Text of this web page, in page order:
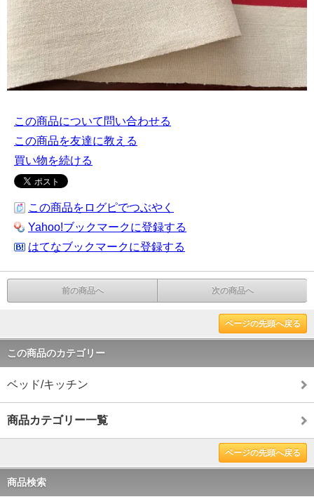
この商品について問い合わせる
この商品を友達に教える
買い物を続ける
この商品をログピでつぶやく
Yahoo!ブックマークに登録する
はてなブックマークに登録する
前の商品へ 次の商品へ
ページの先頭へ戻る
この商品のカテゴリー
ベッド/キッチン
商品カテゴリー一覧
ページの先頭へ戻る
商品検索